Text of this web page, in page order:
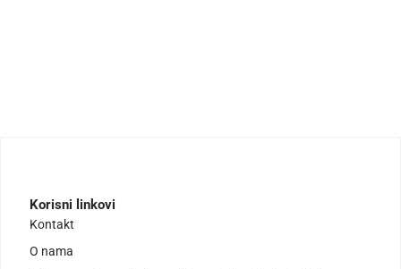
Korisni linkovi
Kontakt
O nama